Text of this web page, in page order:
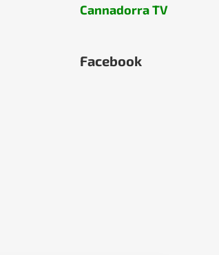
Cannadorra TV
Facebook